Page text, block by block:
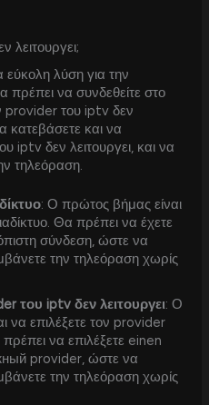
λειτουργει;
εύκολη λύση για την
πρέπει να συνδεθείτε στο
provider του iptv δεν
κατεβάσετε και να
iptv δεν λειτουργει, και να
τηλεόραση.
: Ο πρώτος βήμας είναι
Θα πρέπει να έχετε
σύνδεση, ώστε να
την τηλεόραση χωρίς
του iptv δεν λειτουργει: Ο
να επιλέξετε τον provider
να επιλέξετε einen
provider, ώστε να
την τηλεόραση χωρίς